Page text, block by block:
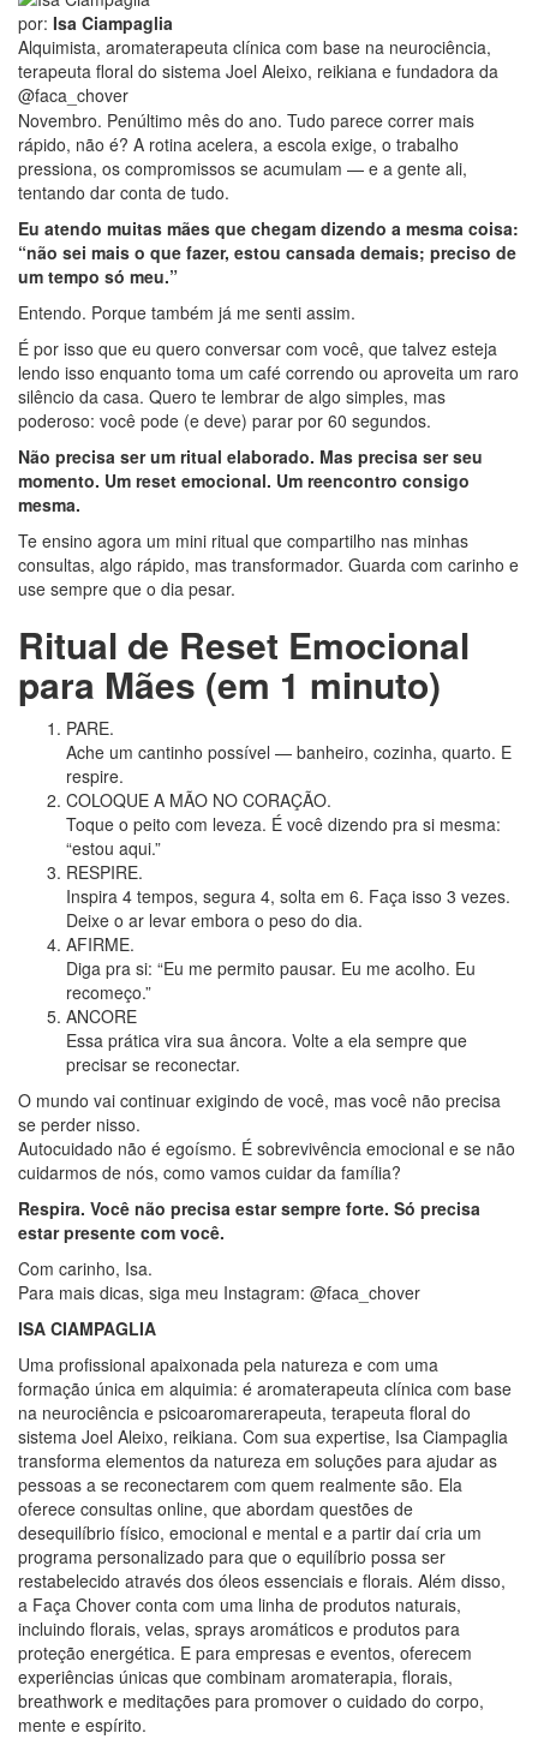
por: Isa Ciampaglia
Alquimista, aromaterapeuta clínica com base na neurociência,
terapeuta floral do sistema Joel Aleixo, reikiana e fundadora da
@faca_chover
Novembro. Penúltimo mês do ano. Tudo parece correr mais
rápido, não é? A rotina acelera, a escola exige, o trabalho
pressiona, os compromissos se acumulam — e a gente ali,
tentando dar conta de tudo.
Eu atendo muitas mães que chegam dizendo a mesma coisa:
“não sei mais o que fazer, estou cansada demais; preciso de
um tempo só meu.”
Entendo. Porque também já me senti assim.
É por isso que eu quero conversar com você, que talvez esteja
lendo isso enquanto toma um café correndo ou aproveita um raro
silêncio da casa. Quero te lembrar de algo simples, mas
poderoso: você pode (e deve) parar por 60 segundos.
Não precisa ser um ritual elaborado. Mas precisa ser seu
momento. Um reset emocional. Um reencontro consigo
mesma.
Te ensino agora um mini ritual que compartilho nas minhas
consultas, algo rápido, mas transformador. Guarda com carinho e
use sempre que o dia pesar.
Ritual de Reset Emocional
para Mães (em 1 minuto)
PARE.
Ache um cantinho possível — banheiro, cozinha, quarto. E
respire.
COLOQUE A MÃO NO CORAÇÃO.
Toque o peito com leveza. É você dizendo pra si mesma:
“estou aqui.”
RESPIRE.
Inspira 4 tempos, segura 4, solta em 6. Faça isso 3 vezes.
Deixe o ar levar embora o peso do dia.
AFIRME.
Diga pra si: “Eu me permito pausar. Eu me acolho. Eu
recomeço.”
ANCORE
Essa prática vira sua âncora. Volte a ela sempre que
precisar se reconectar.
O mundo vai continuar exigindo de você, mas você não precisa
se perder nisso.
Autocuidado não é egoísmo. É sobrevivência emocional e se não
cuidarmos de nós, como vamos cuidar da família?
Respira. Você não precisa estar sempre forte. Só precisa
estar presente com você.
Com carinho, Isa.
Para mais dicas, siga meu Instagram: @faca_chover
ISA CIAMPAGLIA
Uma profissional apaixonada pela natureza e com uma
formação única em alquimia: é aromaterapeuta clínica com base
na neurociência e psicoaromarerapeuta, terapeuta floral do
sistema Joel Aleixo, reikiana. Com sua expertise, Isa Ciampaglia
transforma elementos da natureza em soluções para ajudar as
pessoas a se reconectarem com quem realmente são. Ela
oferece consultas online, que abordam questões de
desequilíbrio físico, emocional e mental e a partir daí cria um
programa personalizado para que o equilíbrio possa ser
restabelecido através dos óleos essenciais e florais. Além disso,
a Faça Chover conta com uma linha de produtos naturais,
incluindo florais, velas, sprays aromáticos e produtos para
proteção energética. E para empresas e eventos, oferecem
experiências únicas que combinam aromaterapia, florais,
breathwork e meditações para promover o cuidado do corpo,
mente e espírito.